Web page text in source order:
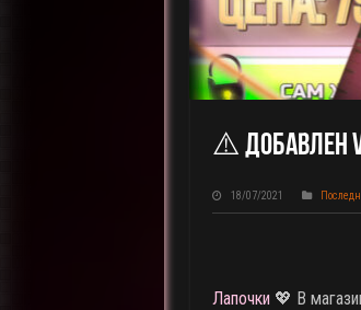
⚠️ Добавлен
18/07/2021
Лапочки 💖 В